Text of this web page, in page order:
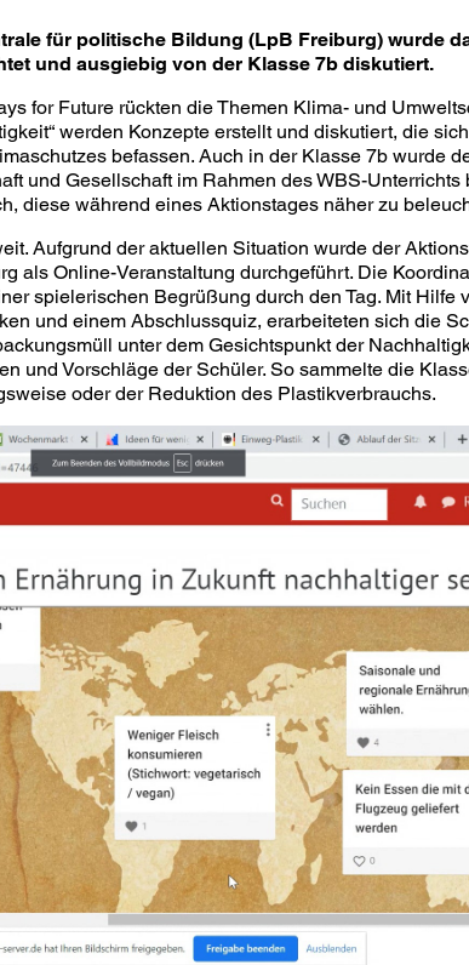
für politische Bildung (LpB Freiburg) wurde
und ausgiebig von der Klasse 7b diskutiert.
for Future rückten die Themen Klima- und
werden Konzepte erstellt und diskutiert, die
befassen. Auch in der Klasse 7b wurde
und Gesellschaft im Rahmen des WBS-
diese während eines Aktionstages näher zu
Aufgrund der aktuellen Situation wurde der
als Online-Veranstaltung durchgeführt. Die
spielerischen Begrüßung durch den Tag. Mit Hilfe
und einem Abschlussquiz, erarbeiteten sich die
unter dem Gesichtspunkt der
und Vorschläge der Schüler. So sammelte die
oder der Reduktion des Plastikverbrauchs.